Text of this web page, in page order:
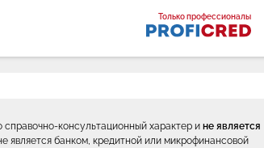
Только профессионалы
консультационный характер ине является
является банком, кредитной или микрофинансовой